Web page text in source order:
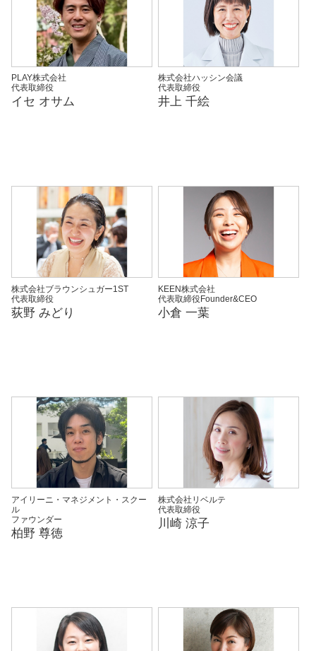
PLAY株式会社
代表取締役
イセ オサム
株式会社ハッシン会議
代表取締役
井上 千絵
株式会社ブラウンシュガー1ST
代表取締役
荻野 みどり
KEEN株式会社
代表取締役Founder&CEO
小倉 一葉
アイリーニ・マネジメント・スクー
ル
ファウンダー
柏野 尊徳
株式会社リベルテ
代表取締役
川崎 涼子